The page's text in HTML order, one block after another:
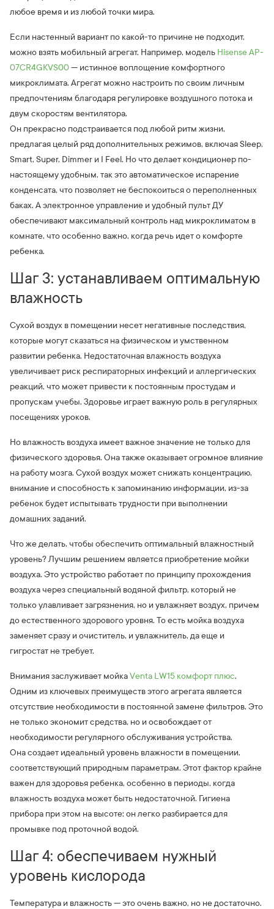
любое время и из любой точки мира.
Если настенный вариант по какой-то причине не подходит,
можно взять мобильный агрегат. Например, модель Hisense AP-
07CR4GKVS00— истинное воплощение комфортного
микроклимата. Агрегат можно настроить по своим личным
предпочтениям благодаря регулировке воздушного потока и
двум скоростям вентилятора.
Он прекрасно подстраивается под любой ритм жизни,
предлагая целый ряд дополнительных режимов, включая Sleep,
Smart, Super, Dimmer и I Feel. Но что делает кондиционер по-
настоящему удобным, так это автоматическое испарение
конденсата, что позволяет не беспокоиться о переполненных
баках. А электронное управление и удобный пульт ДУ
обеспечивают максимальный контроль над микроклиматом в
комнате, что особенно важно, когда речь идет о комфорте
ребенка.
Шаг 3: устанавливаем оптимальную
влажность
Сухой воздух в помещении несет негативные последствия,
которые могут сказаться на физическом и умственном
развитии ребенка. Недостаточная влажность воздуха
увеличивает риск респираторных инфекций и аллергических
реакций, что может привести к постоянным простудам и
пропускам учебы. Здоровье играет важную роль в регулярных
посещениях уроков.
Но влажность воздуха имеет важное значение не только для
физического здоровья. Она также оказывает огромное влияние
на работу мозга. Сухой воздух может снижать концентрацию,
внимание и способность к запоминанию информации, из-за
ребенок будет испытывать трудности при выполнении
домашних заданий.
Что же делать, чтобы обеспечить оптимальный влажностный
уровень? Лучшим решением является приобретение мойки
воздуха. Это устройство работает по принципу прохождения
воздуха через специальный водяной фильтр, который не
только улавливает загрязнения, но и увлажняет воздух, причем
до естественного здорового уровня. То есть мойка воздуха
заменяет сразу и очиститель, и увлажнитель, да еще и
гигростат не требует.
Внимания заслуживает мойкаVenta LW15 комфорт плюс.
Одним из ключевых преимуществ этого агрегата является
отсутствие необходимости в постоянной замене фильтров. Это
не только экономит средства, но и освобождает от
необходимости регулярного обслуживания устройства.
Она создает идеальный уровень влажности в помещении,
соответствующий природным параметрам. Этот фактор крайне
важен для здоровья ребенка, особенно в периоды, когда
влажность воздуха может быть недостаточной. Гигиена
прибора при этом на высоте: он легко разбирается для
промывке под проточной водой.
Шаг 4: обеспечиваем нужный
уровень кислорода
Температура и влажность — это очень важно, но не достаточно.